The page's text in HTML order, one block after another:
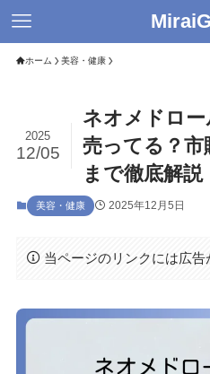
ホーム 美容・健康
ネオメドロ
売ってる？市
まで徹底解説
2025
12/05
美容・健康 2025年12月5日
当ページのリンクには広告